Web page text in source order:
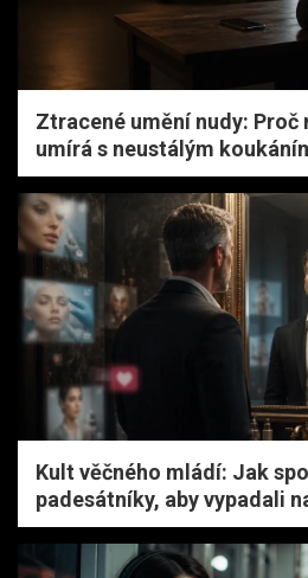
Ztracené umění nudy: Proč
umírá s neustálým
Kult věčného mládí: Jak
padesátníky, aby vypadali